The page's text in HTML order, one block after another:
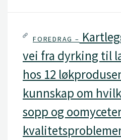
FOREDRAG –
vei fra dyrking til
hos 12
kunnskap om
sopp og